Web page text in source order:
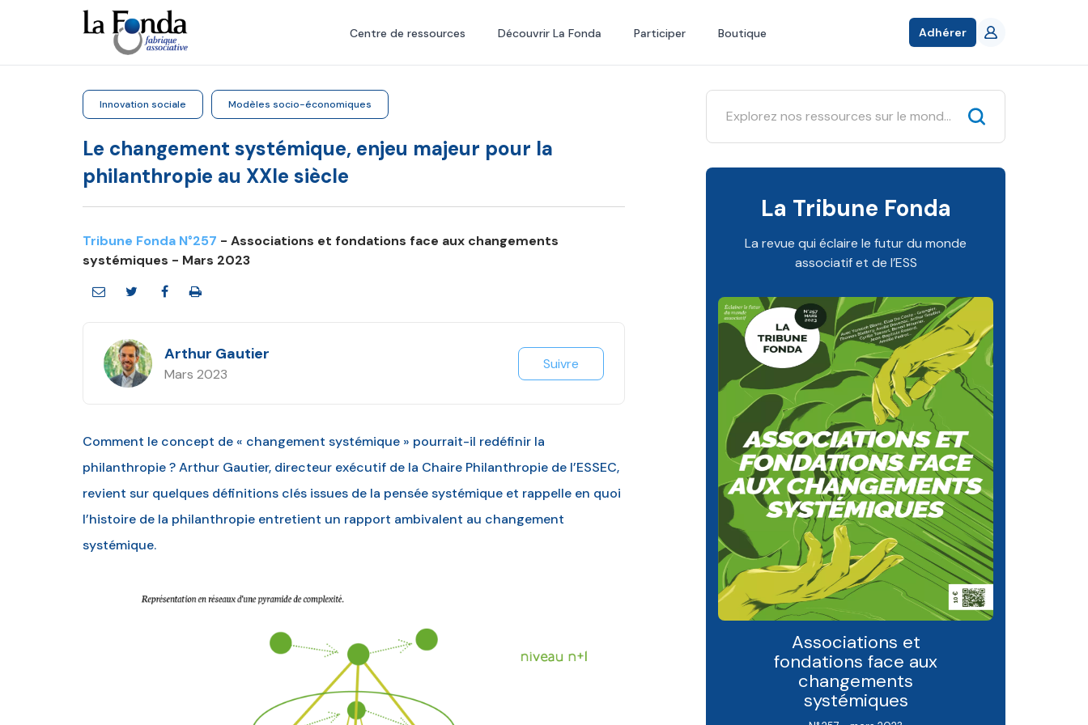
principal
Centre de ressources Découvrir La Fonda Participer Boutique Adhérer
Innovation sociale Modèles socio-économiques
Le changement systémique, enjeu majeur pour la
philanthropie au XXIe siècle
Tribune Fonda N°257 - Associations et fondations face aux changements
systémiques - Mars 2023
Arthur Gautier
Mars 2023
Suivre
Comment le concept de « changement systémique » pourrait-il redéfinir la
philanthropie ? Arthur Gautier, directeur exécutif de la Chaire Philanthropie de l’ESSEC,
revient sur quelques définitions clés issues de la pensée systémique et rappelle en quoi
l’histoire de la philanthropie entretient un rapport ambivalent au changement
systémique.
La Tribune Fonda
La revue qui éclaire le futur du monde
associatif et de l’ESS
Associations et
fondations face aux
changements
systémiques